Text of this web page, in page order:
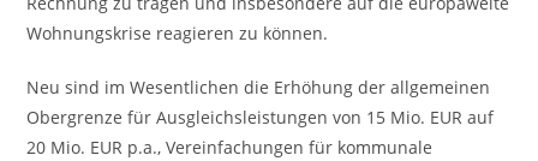
Wohnungskrise reagieren zu können.
Neu sind im Wesentlichen die Erhöhung der allgemeinen
Obergrenze für Ausgleichsleistungen von 15 Mio. EUR auf
20 Mio. EUR p.a., Vereinfachungen für kommunale